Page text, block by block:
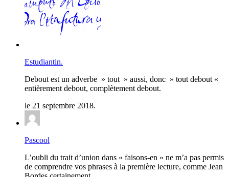
Estudiantin.
Debout est un adverbe » tout » aussi, donc » tout debout «
entièrement debout, complètement debout.
le 21 septembre 2018.
Pascool
L’oubli du trait d’union dans « faisons-en » ne m’a pas permis
de comprendre vos phrases à la première lecture, comme Jean